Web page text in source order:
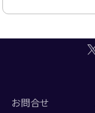
お問合せ